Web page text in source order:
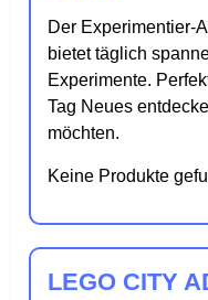
Der Experimentier-
bietet täglich
Experimente.
Tag Neues
möchten.
Keine Produkte
LEGO CITY